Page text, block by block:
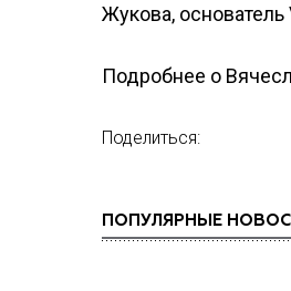
Жукова,
Подробнее о
Поделиться:
ПОПУЛЯРНЫЕ